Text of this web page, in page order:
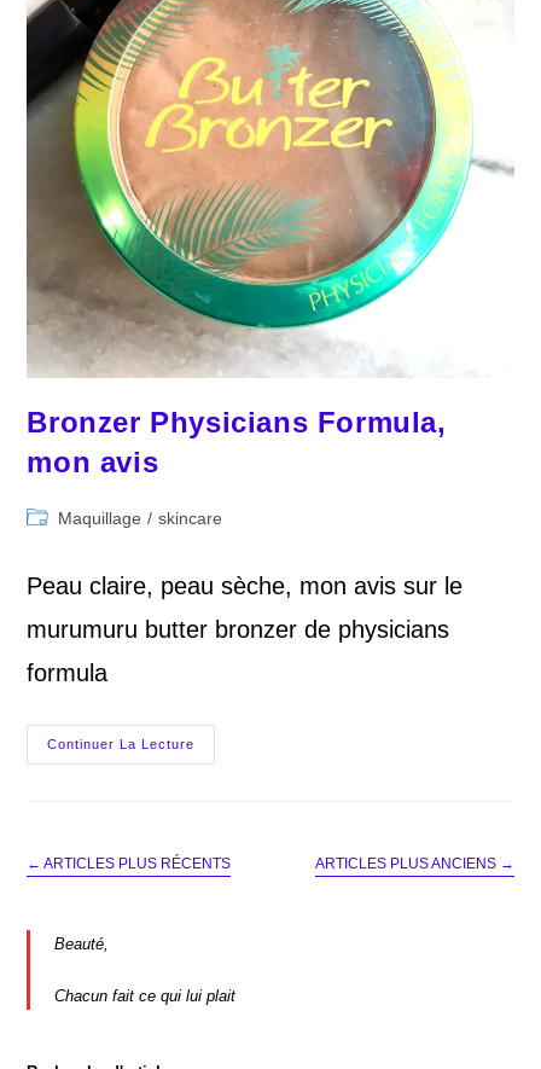
Bronzer Physicians Formula,
mon avis
PostMaquillage / skincare
Peau claire, peau sèche, mon avis sur le
murumuru butter bronzer de physicians
formula
Continuer La Lecture
Physicians
← ARTICLES PLUS RÉCENTS ARTICLES PLUS ANCIENS →
Beauté,
Chacun fait ce qui lui plait